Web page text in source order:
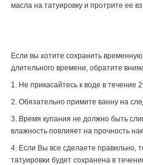
масла на татуировку и протрите ее
Если вы хотите сохранить временную
длительного времени, обратите
1. Не прикасайтесь к воде в течение
2. Обязательно примите ванну на
3. Время купания не должно быть
влажность повлияет на прочность
4. Если Вы все сделаете правильно,
татуировки будет сохранена в